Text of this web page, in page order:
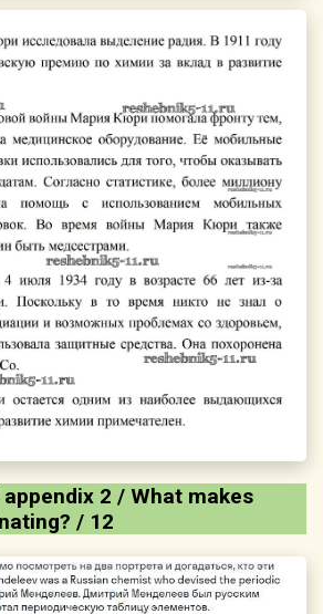
2 / What makes
/ 12